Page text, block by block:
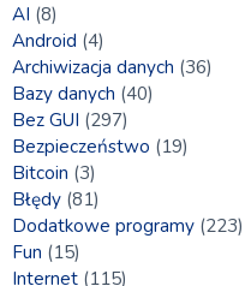
AI (8)
Android (4)
Archiwizacja danych (36)
Bazy danych (40)
Bez GUI (297)
Bezpieczeństwo (19)
Bitcoin (3)
Błędy (81)
Dodatkowe programy (223)
Fun (15)
Internet (115)